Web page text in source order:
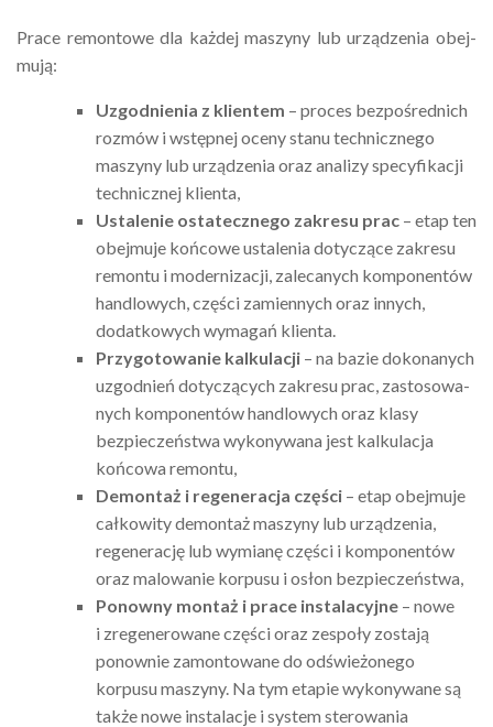
Prace remon­towe dla każdej maszyny lub urzą­dze­nia obej­
mują:
Uzgod­nie­nia z klien­tem – proces bezpo­śred­nich
rozmów i wstęp­nej oceny stanu tech­nicz­nego
maszyny lub urzą­dze­nia oraz analizy specy­fi­ka­cji
tech­nicz­nej klienta,
Usta­le­nie osta­tecz­nego zakresu prac – etap ten
obej­muje końcowe usta­le­nia doty­czące zakresu
remontu i moder­ni­za­cji, zale­ca­nych kompo­nen­tów
handlo­wych, części zamien­nych oraz innych,
dodat­ko­wych wyma­gań klienta.
Przy­go­to­wa­nie kalku­la­cji – na bazie doko­na­nych
uzgod­nień doty­czą­cych zakresu prac, zasto­so­wa­
nych kompo­nen­tów handlo­wych oraz klasy
bezpie­czeń­stwa wyko­ny­wana jest kalku­la­cja
końcowa remontu,
Demon­taż i rege­ne­ra­cja części – etap obej­muje
całko­wity demon­taż maszyny lub urzą­dze­nia,
rege­ne­ra­cję lub wymianę części i kompo­nen­tów
oraz malo­wa­nie korpusu i osłon bezpie­czeń­stwa,
Ponowny montaż i prace insta­la­cyjne – nowe
i zrege­ne­ro­wane części oraz zespoły zostają
ponow­nie zamon­to­wane do odświe­żo­nego
korpusu maszyny. Na tym etapie wyko­ny­wane są
także nowe insta­la­cje i system stero­wa­nia